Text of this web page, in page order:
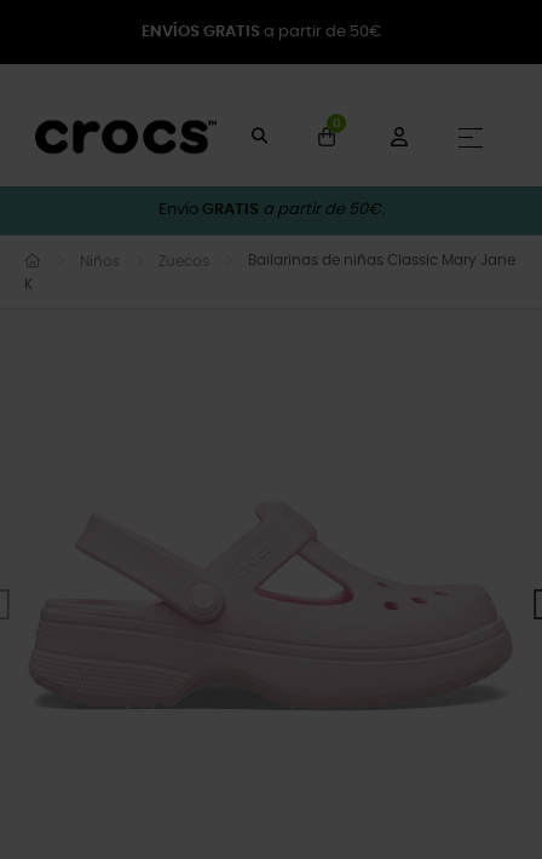
ENVÍOS GRATIS a partir de 50€
0
☰
Envío GRATIS a partir de 50€.
Niños Zuecos
Bailarinas de niñas Classic Mary Jane
K